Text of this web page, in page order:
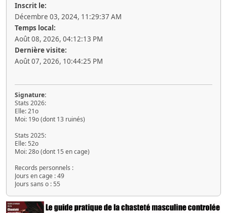
Inscrit le:
Décembre 03, 2024, 11:29:37 AM
Temps local:
Août 08, 2026, 04:12:13 PM
Dernière visite:
Août 07, 2026, 10:44:25 PM
Signature:
Stats 2026:
Elle: 21o
Moi: 19o (dont 13 ruinés)
Stats 2025:
Elle: 52o
Moi: 28o (dont 15 en cage)
Records personnels :
Jours en cage : 49
Jours sans o : 55